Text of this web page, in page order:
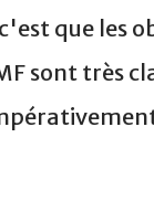
que les
sont très